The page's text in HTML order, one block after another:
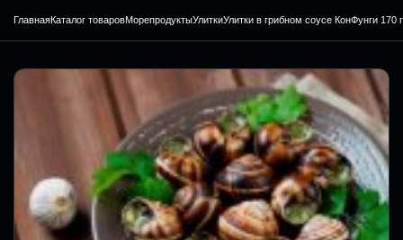
ГлавнаяКаталог товаровМорепродуктыУлиткиУлитки в грибном соусе КонФунги 170